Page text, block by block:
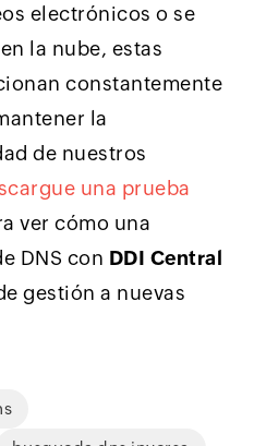
electrónicos o se
la nube, estas
constantemente
la
de nuestros
una prueba
ver cómo una
DNS con DDI Central
gestión a nuevas